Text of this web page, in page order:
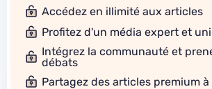
Accédez en illimité aux articles
Profitez d'un média expert et
Intégrez la communauté et
débats
Partagez des articles premium